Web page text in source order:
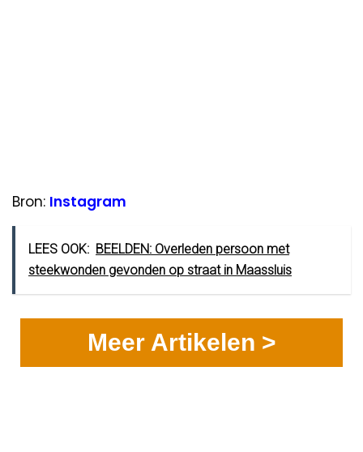
Bron: Instagram
LEES OOK: BEELDEN: Overleden persoon met
steekwonden gevonden op straat in Maassluis
Meer Artikelen >